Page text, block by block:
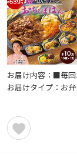
お届け内容：■毎
お届けタイプ：お